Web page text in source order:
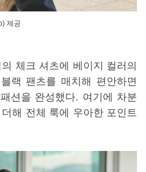
제공
체크 셔츠에 베이지 컬러의
랙 팬츠를 매치해 편안하면
션을 완성했다. 여기에 차분
해 전체 룩에 우아한 포인트